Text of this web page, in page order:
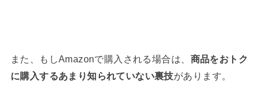
また、もしAmazonで購入される場合は、 商品をおトク
に購入するあまり知られていない裏技があります。